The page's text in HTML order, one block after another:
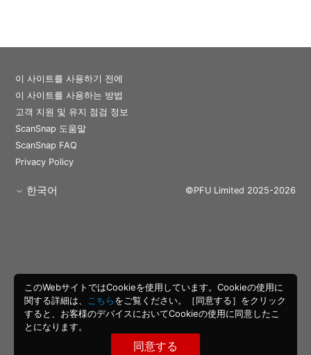
이 사이트를 사용하기 전에
이 사이트를 사용하는 방법
고객 지원 및 유지 점검 정보
ScanSnap 도움말
ScanSnap FAQ
Privacy Policy
한국어 ©PFU Limited 2025-2026
このWebサイトではCookieを使用しています。Cookieの使用に
関する詳細は、
こちらをご覧ください。［同意する］をクリック
すると、お客様のデバイスにおいてCookieの使用に同意したこ
とになります。
同意する